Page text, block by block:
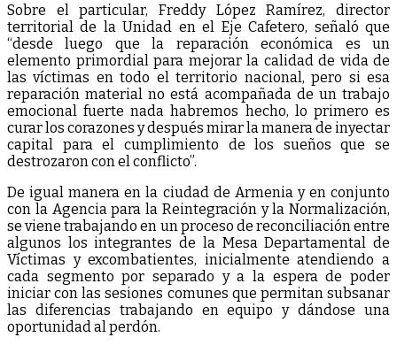
Sobre el particular, Freddy López Ramírez, director
territorial de la Unidad en el Eje Cafetero, señaló que
“desde luego que la reparación económica es un
elemento primordial para mejorar la calidad de vida de
las víctimas en todo el territorio nacional, pero si esa
reparación material no está acompañada de un trabajo
emocional fuerte nada habremos hecho, lo primero es
curar los corazones y después mirar la manera de inyectar
capital para el cumplimiento de los sueños que se
destrozaron con el conflicto”.
De igual manera en la ciudad de Armenia y en conjunto
con la Agencia para la Reintegración y la Normalización,
se viene trabajando en un proceso de reconciliación entre
algunos los integrantes de la Mesa Departamental de
Víctimas y excombatientes, inicialmente atendiendo a
cada segmento por separado y a la espera de poder
iniciar con las sesiones comunes que permitan subsanar
las diferencias trabajando en equipo y dándose una
oportunidad al perdón.